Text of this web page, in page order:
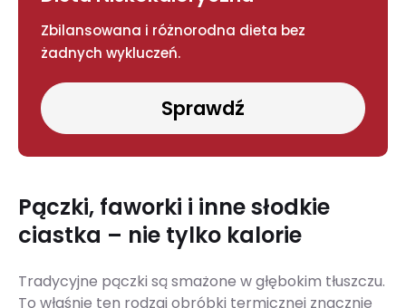
Zbilansowana i różnorodna dieta bez
żadnych wykluczeń.
Sprawdź
Pączki, faworki i inne słodkie
ciastka – nie tylko kalorie
Tradycyjne pączki są smażone w głębokim tłuszczu.
To właśnie ten rodzaj obróbki termicznej znacznie